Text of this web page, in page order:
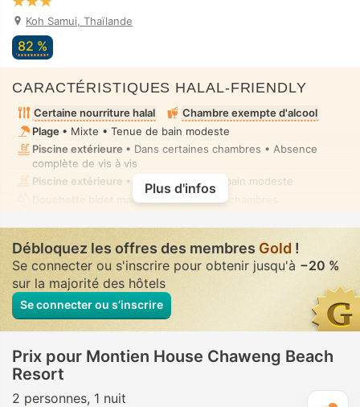
Koh Samui, Thaïlande
82 %
CARACTÉRISTIQUES HALAL-FRIENDLY
Certaine nourriture halal
Chambre exempte d'alcool
Plage • Mixte • Tenue de bain modeste
Piscine extérieure • Dans certaines chambres • Absence
complète de vis à vis
Piscine extérieure • Mixte • Tenue de bain modeste
Douchette bidet manuel
• Dans toutes chambres
Plus d'infos
Débloquez les offres des membres Gold !
Se connecter ou s'inscrire pour obtenir jusqu'à −20 %
sur la majorité des hôtels
Se connecter ou s’inscrire
Prix pour Montien House Chaweng Beach
Resort
2 personnes 1 nuit